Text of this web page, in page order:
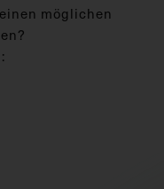
möglichen